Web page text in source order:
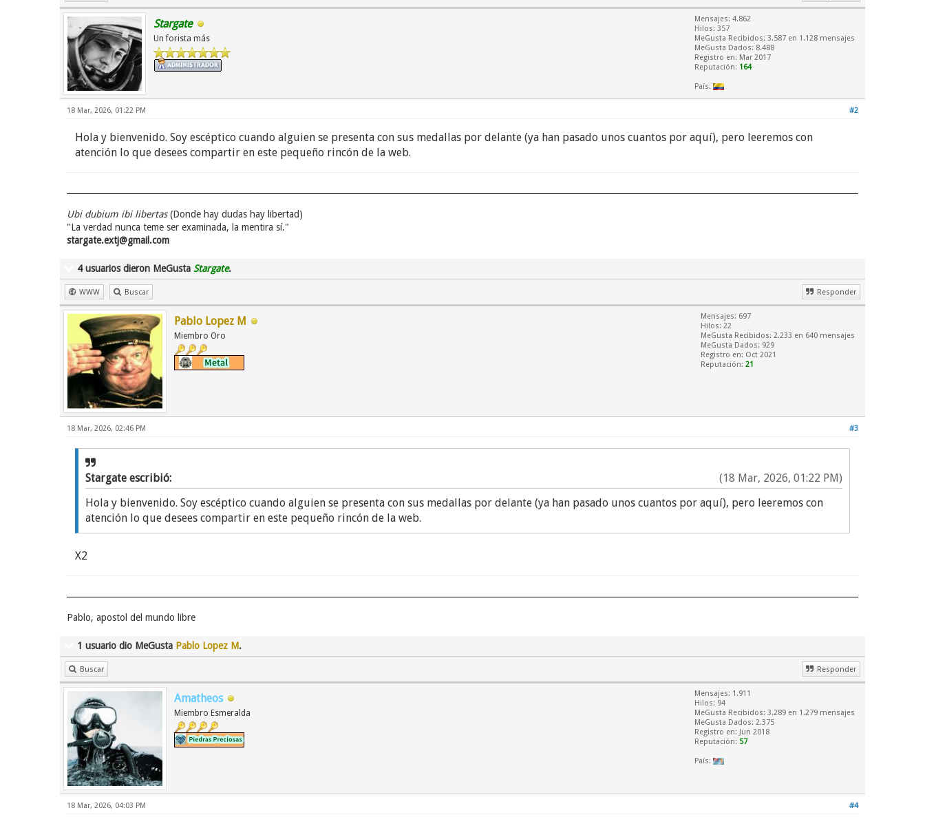
Stargate
Un forista más
Mensajes: 4.862
Hilos: 357
MeGusta Recibidos: 3.587 en 1.128 mensajes
MeGusta Dados: 8.488
Registro en: Mar 2017
Reputación: 164
País:
#2
18 Mar, 2026, 01:22 PM
Hola y bienvenido. Soy escéptico cuando alguien se presenta con sus medallas por delante (ya han pasado unos cuantos por aquí), pero leeremos con
atención lo que desees compartir en este pequeño rincón de la web.
Ubi dubium ibi libertas(Donde hay dudas hay libertad)
"La verdad nunca teme ser examinada, la mentira sí."
stargate.extj@gmail.com
4 usuarios dieron MeGusta Stargate.
WWW Buscar Responder
Pablo Lopez M
Miembro Oro
Mensajes: 697
Hilos: 22
MeGusta Recibidos: 2.233 en 640 mensajes
MeGusta Dados: 929
Registro en: Oct 2021
Reputación: 21
#3
18 Mar, 2026, 02:46 PM
(18 Mar, 2026, 01:22 PM)
Stargate escribió:
Hola y bienvenido. Soy escéptico cuando alguien se presenta con sus medallas por delante (ya han pasado unos cuantos por aquí), pero leeremos con
atención lo que desees compartir en este pequeño rincón de la web.
X2
Pablo, apostol del mundo libre
1 usuario dio MeGusta Pablo Lopez M.
Buscar Responder
Amatheos
Miembro Esmeralda
Mensajes: 1.911
Hilos: 94
MeGusta Recibidos: 3.289 en 1.279 mensajes
MeGusta Dados: 2.375
Registro en: Jun 2018
Reputación: 57
País:
#4
18 Mar, 2026, 04:03 PM